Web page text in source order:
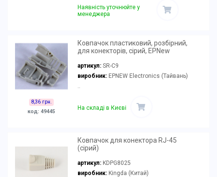
Наявність уточнюйте у
менеджера
8,36 грн.
код: 49445
Ковпачок пластиковий, розбірний,
для конекторів, сірий, EPNew
артикул: SR-C9
виробник:EPNEW Electronics (Тайвань)
На складі в Києві
Ковпачок для конектора RJ-45
(сірий)
артикул: KDPG8025
виробник:Kingda (Китай)